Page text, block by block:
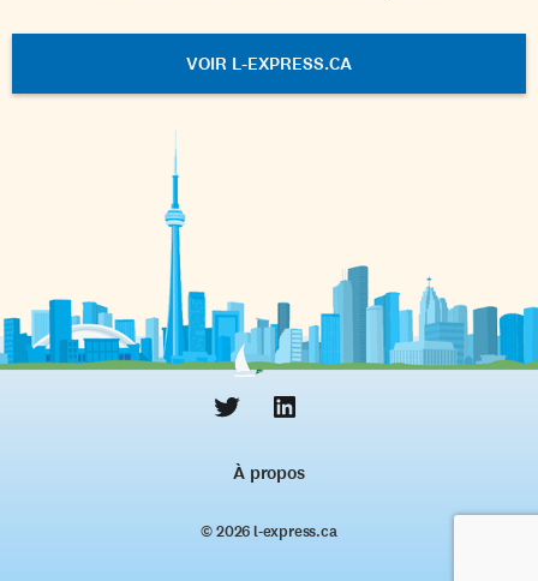
VOIR L-EXPRESS.CA
À propos
© 2026 l‑express.ca